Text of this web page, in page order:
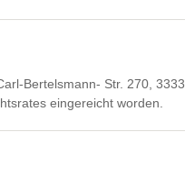
Bertelsmann- Str. 270,
eingereicht worden.